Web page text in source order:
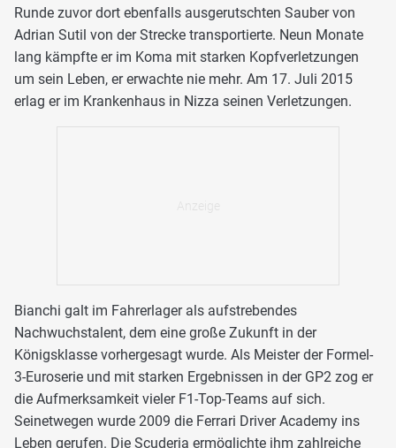
Runde zuvor dort ebenfalls ausgerutschten Sauber von
Adrian Sutil von der Strecke transportierte. Neun Monate
lang kämpfte er im Koma mit starken Kopfverletzungen
um sein Leben, er erwachte nie mehr. Am 17. Juli 2015
erlag er im Krankenhaus in Nizza seinen Verletzungen.
Bianchi galt im Fahrerlager als aufstrebendes
Nachwuchstalent, dem eine große Zukunft in der
Königsklasse vorhergesagt wurde. Als Meister der Formel-
3-Euroserie und mit starken Ergebnissen in der GP2 zog er
die Aufmerksamkeit vieler F1-Top-Teams auf sich.
Seinetwegen wurde 2009 die Ferrari Driver Academy ins
Leben gerufen. Die Scuderia ermöglichte ihm zahlreiche